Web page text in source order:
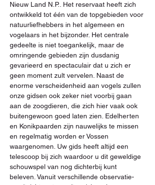
Nieuw Land N.P.. Het reservaat heeft zich
ontwikkeld tot één van de topgebieden voor
natuurliefhebbers in het algemeen en
vogelaars in het bijzonder. Het centrale
gedeelte is niet toegankelijk, maar de
omringende gebieden zijn dusdanig
gevarieerd en spectaculair dat u zich er
geen moment zult vervelen. Naast de
enorme verscheidenheid aan vogels zullen
onze gidsen ook zeker niet voorbij gaan
aan de zoogdieren, die zich hier vaak ook
buitengewoon goed laten zien. Edelherten
en Konikpaarden zijn nauwelijks te missen
en regelmatig worden er Vossen
waargenomen. Uw gids heeft altijd een
telescoop bij zich waardoor u dit geweldige
schouwspel van nog dichterbij kunt
beleven. Vanuit verschillende observatie-